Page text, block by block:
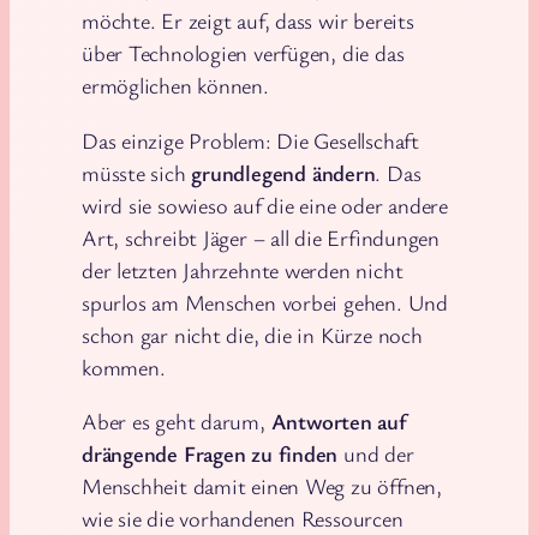
möchte. Er zeigt auf, dass wir bereits
über Technologien verfügen, die das
ermöglichen können.
Das einzige Problem: Die Gesellschaft
müsste sich grundlegend ändern. Das
wird sie sowieso auf die eine oder andere
Art, schreibt Jäger – all die Erfindungen
der letzten Jahrzehnte werden nicht
spurlos am Menschen vorbei gehen. Und
schon gar nicht die, die in Kürze noch
kommen.
Aber es geht darum, Antworten auf
drängende Fragen zu finden und der
Menschheit damit einen Weg zu öffnen,
wie sie die vorhandenen Ressourcen